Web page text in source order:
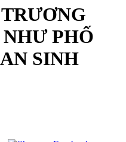
PHỐ
SINH